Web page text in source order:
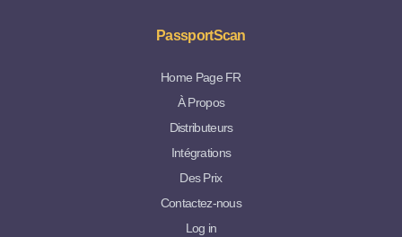
PassportScan
Home Page FR
À Propos
Distributeurs
Intégrations
Des Prix
Contactez-nous
Log in